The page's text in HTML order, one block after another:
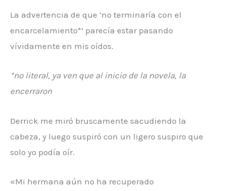
La advertencia de que ‘no terminaría con el
encarcelamiento*’ parecía estar pasando
vívidamente en mis oídos.
*no literal, ya ven que al inicio de la novela, la
encerraron
Derrick me miró bruscamente sacudiendo la
cabeza, y luego suspiró con un ligero suspiro que
solo yo podía oír.
«Mi hermana aún no ha recuperado